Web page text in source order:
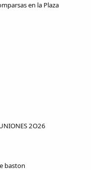
en la Plaza
2O26
baston